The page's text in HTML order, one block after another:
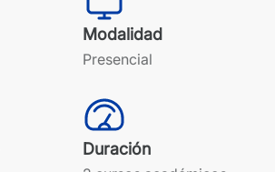
Modalidad
Presencial
Duración